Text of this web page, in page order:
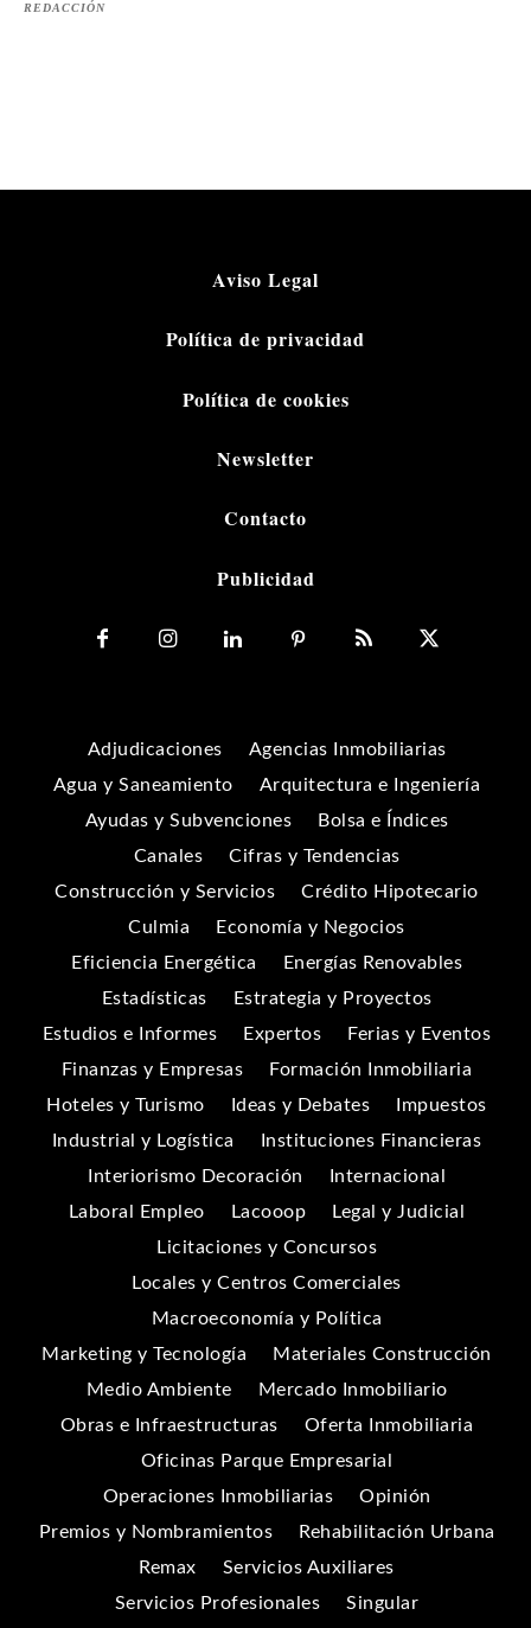
REDACCIÓN
Aviso Legal
Política de privacidad
Política de cookies
Newsletter
Contacto
Publicidad
Adjudicaciones
Agencias Inmobiliarias
Agua y Saneamiento
Arquitectura e Ingeniería
Ayudas y Subvenciones
Bolsa e Índices
Canales
Cifras y Tendencias
Construcción y Servicios
Crédito Hipotecario
Culmia
Economía y Negocios
Eficiencia Energética
Energías Renovables
Estadísticas
Estrategia y Proyectos
Estudios e Informes
Expertos
Ferias y Eventos
Finanzas y Empresas
Formación Inmobiliaria
Hoteles y Turismo
Ideas y Debates
Impuestos
Industrial y Logística
Instituciones Financieras
Interiorismo Decoración
Internacional
Laboral Empleo
Lacooop
Legal y Judicial
Licitaciones y Concursos
Locales y Centros Comerciales
Macroeconomía y Política
Marketing y Tecnología
Materiales Construcción
Medio Ambiente
Mercado Inmobiliario
Obras e Infraestructuras
Oferta Inmobiliaria
Oficinas Parque Empresarial
Operaciones Inmobiliarias
Opinión
Premios y Nombramientos
Rehabilitación Urbana
Remax
Servicios Auxiliares
Servicios Profesionales
Singular